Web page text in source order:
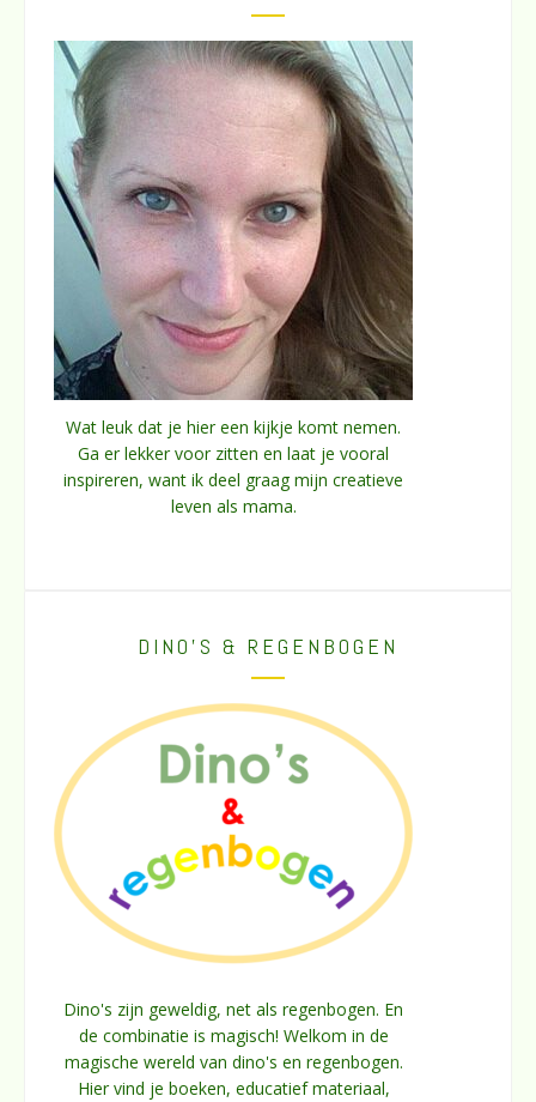
Wat leuk dat je hier een kijkje komt nemen.
Ga er lekker voor zitten en laat je vooral
inspireren, want ik deel graag mijn creatieve
leven als mama.
DINO’S & REGENBOGEN
Dino's zijn geweldig, net als regenbogen. En
de combinatie is magisch! Welkom in de
magische wereld van dino's en regenbogen.
Hier vind je boeken, educatief materiaal,